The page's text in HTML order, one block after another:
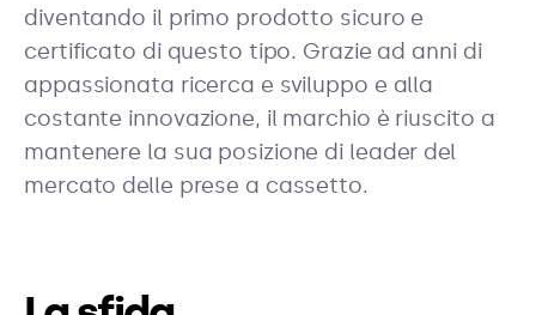
diventando il primo prodotto sicuro e
certificato di questo tipo. Grazie ad anni di
appassionata ricerca e sviluppo e alla
costante innovazione, il marchio è riuscito a
mantenere la sua posizione di leader del
mercato delle prese a cassetto.